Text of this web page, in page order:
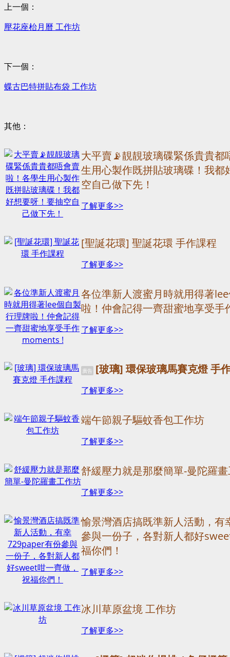
上一個：
壓花座枱月曆 工作坊
下一個：
蝶古巴特拼貼布袋 工作坊
其他：
大平賣📡靚靚玻璃碟緊係貴貴都
生用心製作既拼貼玻璃碟！我都
空自己做下先！
了解更多>>
[聖誕花環] 聖誕花環 手作課程
了解更多>>
各位準新人渡蜜月時就用得著
啦！仲會記得一齊甜蜜地享受
了解更多>>
廣告 [玻璃] 環保玻璃馬賽克燈 手
了解更多>>
端午節親子驅蚊香包工作坊
了解更多>>
舒緩壓力就是那麼簡單-曼陀羅
了解更多>>
愉景灣酒店搞既準新人活動，有
參與一份子，各對新人都好
福你們！
了解更多>>
冰川草原盆境 工作坊
了解更多>>